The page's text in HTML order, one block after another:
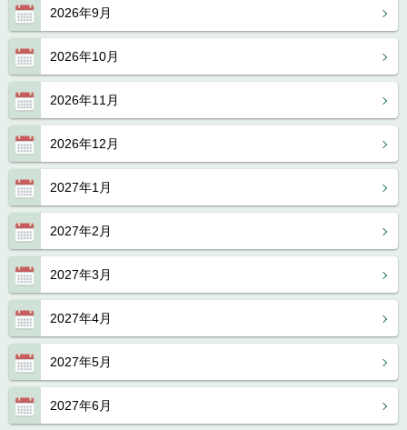
2026年9月
2026年10月
2026年11月
2026年12月
2027年1月
2027年2月
2027年3月
2027年4月
2027年5月
2027年6月